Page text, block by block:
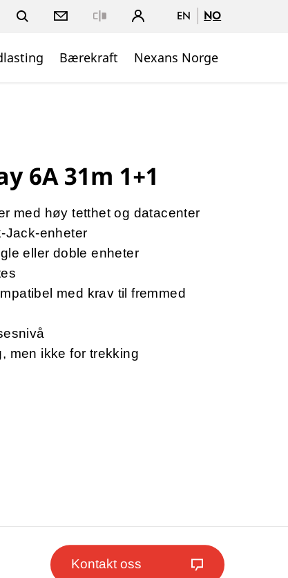
EN NO
Bærekraft Nexans Norge
6A 31m 1+1
med høy tetthet og datacenter
Jack-enheter
eller doble enheter
med krav til fremmed
men ikke for trekking
Kontakt oss